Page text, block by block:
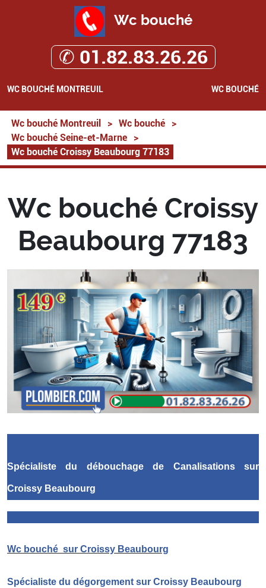
Wc bouché
✆ 01.82.83.26.26
WC BOUCHÉ MONTREUIL WC BOUCHÉ
Wc bouché Montreuil > Wc bouché
>
Wc bouché Seine-et-Marne
>
Wc bouché Croissy Beaubourg 77183
Wc bouché Croissy
Beaubourg 77183
Spécialiste du débouchage de Canalisationssur
Croissy Beaubourg
Wc bouché sur Croissy Beaubourg
Spécialiste du dégorgement sur Croissy Beaubourg